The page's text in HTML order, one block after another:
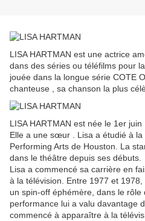
LISA HARTMAN est une actrice
dans des séries ou téléfilms pour
jouée dans la longue série COTE
chanteuse , sa chanson la plus
LISA HARTMAN est née le 1er
Elle a une sœur . Lisa a étudié à la
Performing Arts de Houston. La
dans le théâtre depuis ses débuts.
Lisa a commencé sa carrière en
à la télévision. Entre 1977 et 1978,
un spin-off éphémère, dans le rôle
performance lui a valu davantage
commencé à apparaître à la